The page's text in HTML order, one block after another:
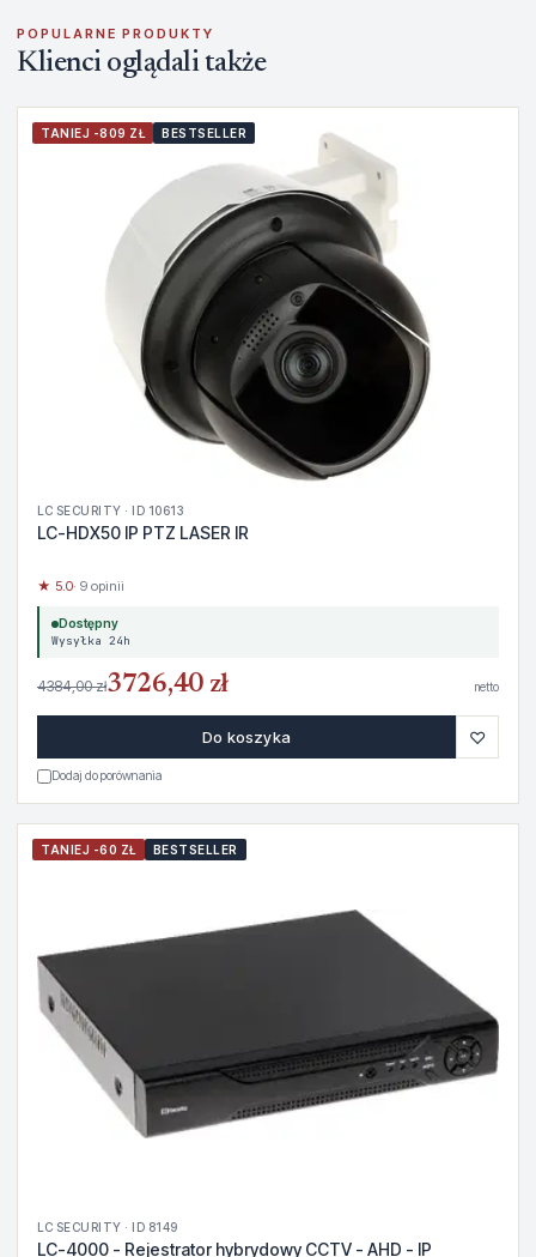
POPULARNE PRODUKTY
Klienci oglądali także
TANIEJ -809 ZŁ BESTSELLER
LC SECURITY · ID 10613
LC-HDX50 IP PTZ LASER IR
★ 5.0· 9 opinii
Dostępny
Wysyłka 24h
4384,00 zł3726,40 zł netto
Do koszyka ♡
Dodaj do porównania
TANIEJ -60 ZŁ BESTSELLER
LC SECURITY · ID 8149
LC-4000 - Rejestrator hybrydowy CCTV - AHD - IP